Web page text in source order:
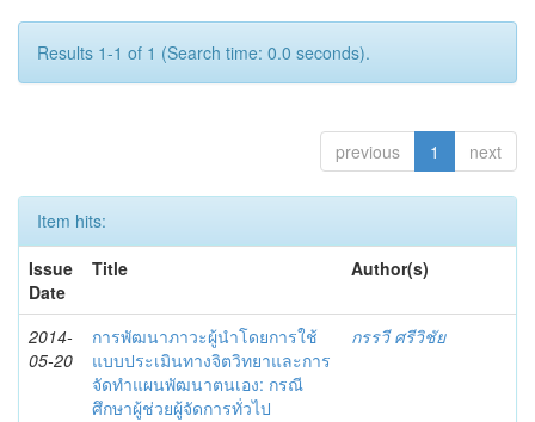
Results 1-1 of 1 (Search time: 0.0 seconds).
previous 1 next
Item hits:
Issue
Date
Title Author(s)
2014-
05-20
การพัฒนาภาวะผู้นำโดยการใช้
แบบประเมินทางจิตวิทยาและการ
จัดทำแผนพัฒนาตนเอง: กรณี
ศึกษาผู้ช่วยผู้จัดการทั่วไป
กรรวี ศรีวิชัย